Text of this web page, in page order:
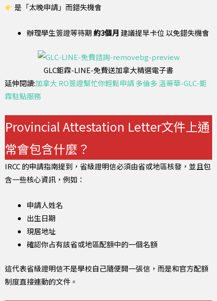
是「太晚申請」而錯失機會
辦理學生簽證等待期約3個月 建議提早卡位 以免錯失機會
GLC鉅霖-LINE-免費送加拿大精選電子書
延伸閱讀:加拿大 RO簽證幫忙你輕鬆申請 多倫多 溫哥華-GLC-鉅
霖駐點服務
Provincial Attestation Letter文件上通
常會包含什麼？
IRCC 的申請指南提到，省級證明信必須由省或地區核發，並且包
含一些核心資訊，例如：
申請人姓名
出生日期
現居地址
確認你占有該省或地區配額中的一個名額
這代表省級證明信不是學校自己隨便開一張信，而是和官方配額
制度直接連動的文件。